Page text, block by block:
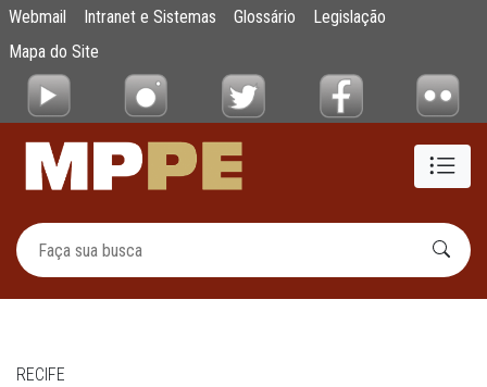
Pular para o Conteúdo principal
MPPE recomenda a empresa
Webmail Intranet e Sistemas Glossário
Legislação
Mapa do Site
RECIFE